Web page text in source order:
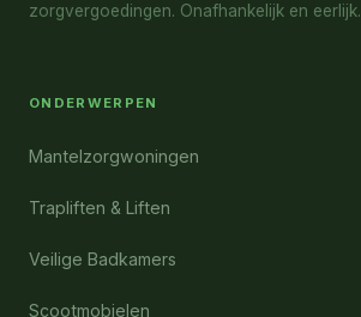
zorgvergoedingen. Onafhankelijk en eerlijk.
ONDERWERPEN
Mantelzorgwoningen
Trapliften & Liften
Veilige Badkamers
Scootmobielen